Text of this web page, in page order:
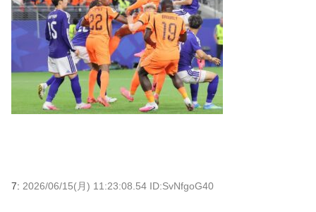
7: 2026/06/15(月) 11:23:08.54 ID:SvNfgoG40